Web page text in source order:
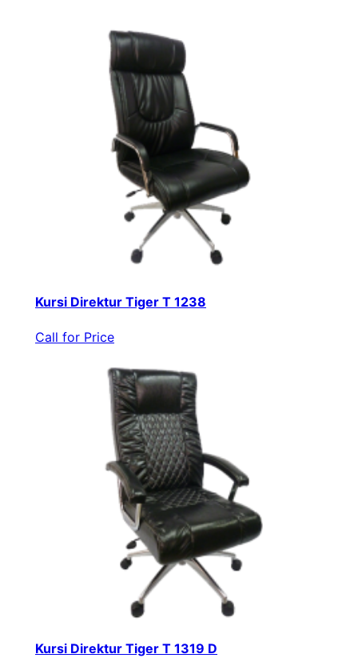
Kursi Direktur Tiger T 1238
Call for Price
Kursi Direktur Tiger T 1319 D